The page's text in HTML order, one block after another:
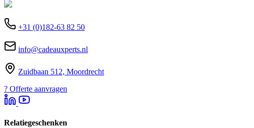
+31 (0)182-63 82 50
info@cadeauxperts.nl
Zuidbaan 512, Moordrecht
? Offerte aanvragen
Relatiegeschenken